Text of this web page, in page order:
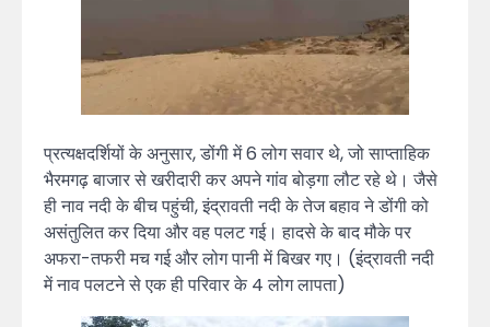
प्रत्यक्षदर्शियों के अनुसार, डोंगी में 6 लोग सवार थे, जो साप्ताहिक
भैरमगढ़ बाजार से खरीदारी कर अपने गांव बोड़गा लौट रहे थे। जैसे
ही नाव नदी के बीच पहुंची, इंद्रावती नदी के तेज बहाव ने डोंगी को
असंतुलित कर दिया और वह पलट गई। हादसे के बाद मौके पर
अफरा-तफरी मच गई और लोग पानी में बिखर गए। (इंद्रावती नदी
में नाव पलटने से एक ही परिवार के 4 लोग लापता)